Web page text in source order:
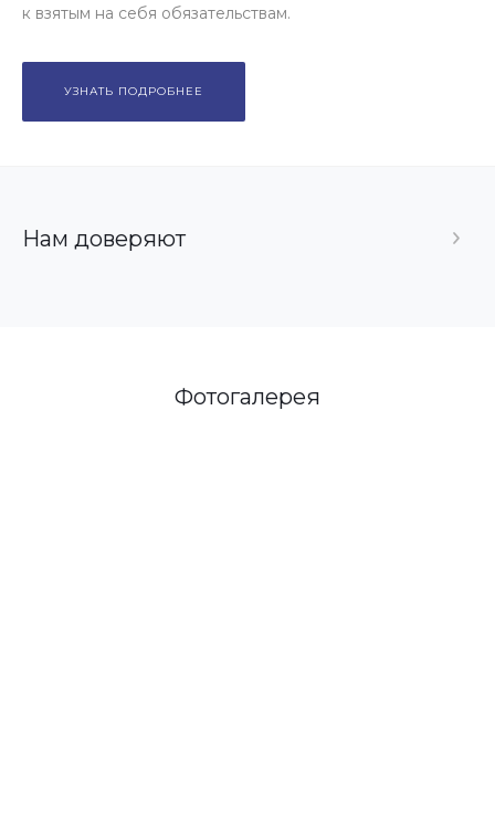
к взятым на себя обязательствам.
УЗНАТЬ ПОДРОБНЕЕ
Нам доверяют
Фотогалерея